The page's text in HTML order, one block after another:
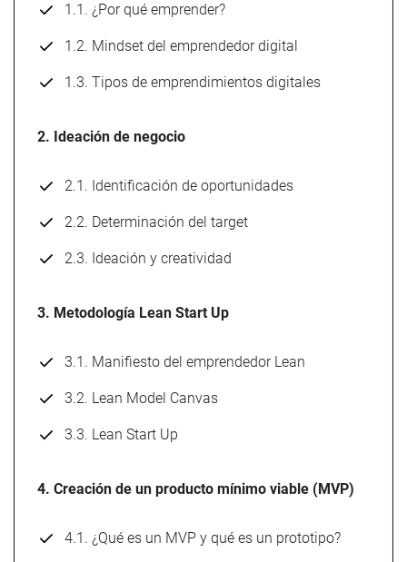
1.1. ¿Por qué emprender?
1.2. Mindset del emprendedor digital
1.3. Tipos de emprendimientos digitales
2. Ideación de negocio
2.1. Identificación de oportunidades
2.2. Determinación del target
2.3. Ideación y creatividad
3. Metodología Lean Start Up
3.1. Manifiesto del emprendedor Lean
3.2. Lean Model Canvas
3.3. Lean Start Up
4. Creación de un producto mínimo viable (MVP)
4.1. ¿Qué es un MVP y qué es un prototipo?